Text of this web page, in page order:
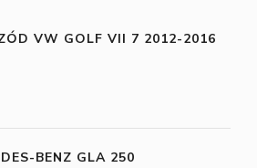
VW GOLF VII 7 2012-2016
BENZ GLA 250